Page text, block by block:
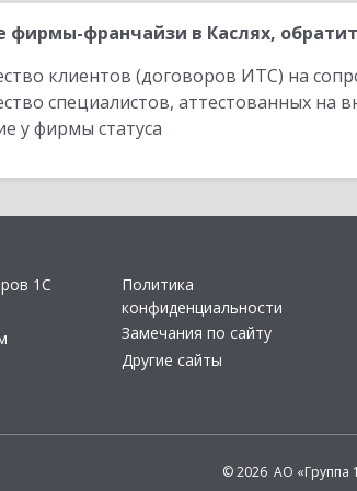
фирмы-франчайзи в Каслях,
клиентов (договоров ИТС) на
специалистов, аттестованных на
у фирмы статуса
1С
Политика
конфиденциальности
Замечания по сайту
Другие сайты
© 2026 АО «Группа